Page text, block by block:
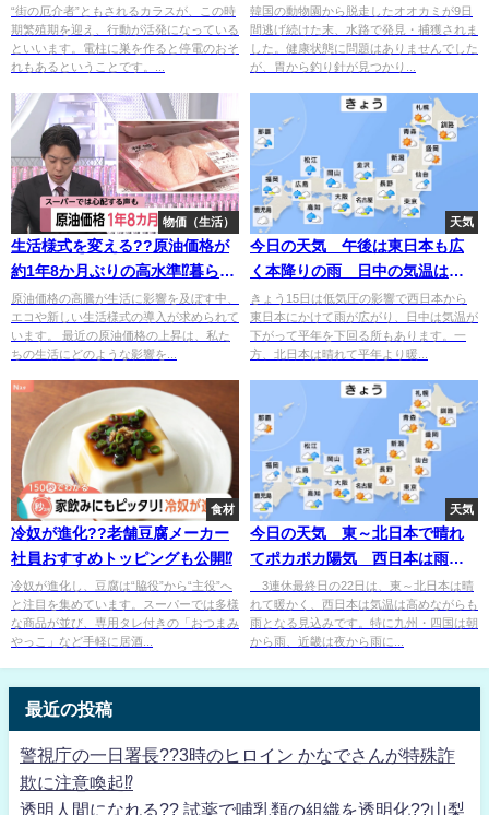
した対策??
“街の厄介者”ともされるカラスが、この時
期繁殖期を迎え、行動が活発になっている
といいます。電柱に巣を作ると停電のおそ
れもあるということです。...
異常なし⁉
韓国の動物園から脱走したオオカミが9日
間逃げ続けた末、水路で発見・捕獲されま
した。健康状態に問題はありませんでした
が、胃から釣り針が見つかり...
物価（生活）
生活様式を変える??原油価格が
約1年8か月ぶりの高水準⁉暮らし
へ影響するものも高くなる⁉
原油価格の高騰が生活に影響を及ぼす中、
エコや新しい生活様式の導入が求められて
います。 最近の原油価格の上昇は、私た
ちの生活にどのような影響を...
天気
今日の天気 午後は東日本も広
く本降りの雨 日中の気温はき
のうより大幅に低く
きょう15日は低気圧の影響で西日本から
東日本にかけて雨が広がり、日中は気温が
下がって平年を下回る所もあります。一
方、北日本は晴れて平年より暖...
食材
冷奴が進化??老舗豆腐メーカー
社員おすすめトッピングも公開⁉
冷奴が進化し、豆腐は“脇役”から“主役”へ
と注目を集めています。スーパーでは多様
な商品が並び、専用タレ付きの「おつまみ
やっこ」など手軽に居酒...
天気
今日の天気 東～北日本で晴れ
てポカポカ陽気 西日本は雨具
の出番
3連休最終日の22日は、東～北日本は晴
れて暖かく、西日本は気温は高めながらも
雨となる見込みです。特に九州・四国は朝
から雨、近畿は夜から雨に...
最近の投稿
警視庁の一日署長??3時のヒロイン かなでさんが特殊詐
欺に注意喚起⁉
透明人間になれる?? 試薬で哺乳類の組織を透明化??山梨